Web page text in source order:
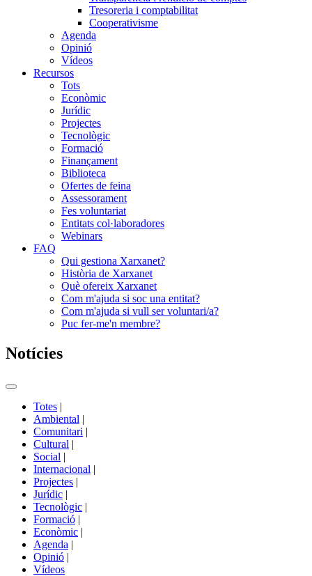
Tresoreria i comptabilitat
Cooperativisme
Agenda
Opinió
Vídeos
Recursos
Tots
Econòmic
Jurídic
Projectes
Tecnològic
Formació
Finançament
Biblioteca
Ofertes de feina
Assessorament
Fes voluntariat
Entitats col·laboradores
Webinars
FAQ
Qui gestiona Xarxanet?
Història de Xarxanet
Què ofereix Xarxanet
Com m'ajuda si soc una entitat?
Com m'ajuda si vull ser voluntari/a?
Puc fer-me'n membre?
Notícies
Commutador
portals
Totes |
Ambiental |
Comunitari |
Cultural |
Social |
Internacional |
Projectes |
Jurídic |
Tecnològic |
Formació |
Econòmic |
Agenda |
Opinió |
Vídeos